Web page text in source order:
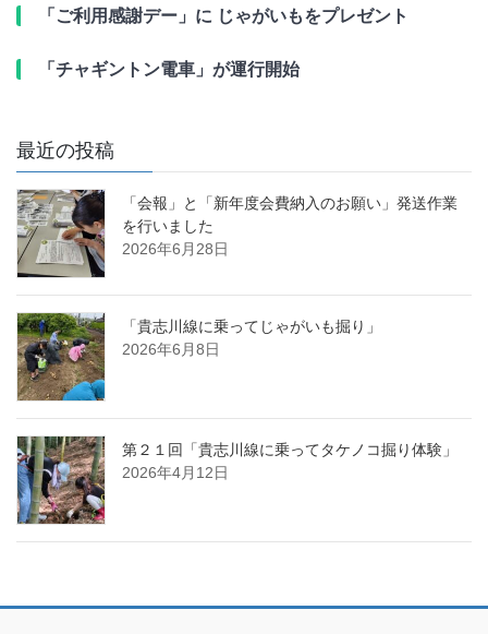
「ご利用感謝デー」に じゃがいもをプレゼント
「チャギントン電車」が運行開始
最近の投稿
「会報」と「新年度会費納入のお願い」発送作業
を行いました
2026年6月28日
「貴志川線に乗ってじゃがいも掘り」
2026年6月8日
第２１回「貴志川線に乗ってタケノコ掘り体験」
2026年4月12日